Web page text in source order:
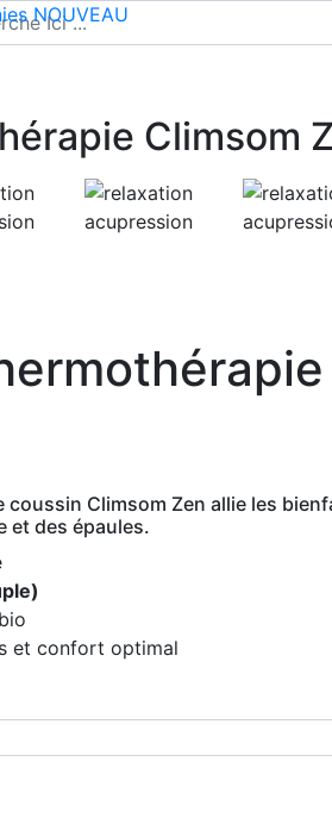
pour enregistrer votre panier
35€ en France métropolitaine
NOUVEAU
Climsom
Climsom Zen allie les
et des épaules.
et confort optimal